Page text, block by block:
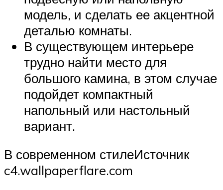
модель, и сделать ее акцентной
деталью комнаты.
В существующем интерьере
трудно найти место для
большого камина, в этом случае
подойдет компактный
напольный или настольный
вариант.
В современном стилеИсточник
c4.wallpaperflare.com